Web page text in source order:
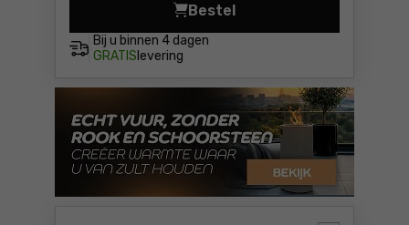
Bij u binnen 4 dagen
GRATIS levering
Bestel
Gereedschapswagen Neo